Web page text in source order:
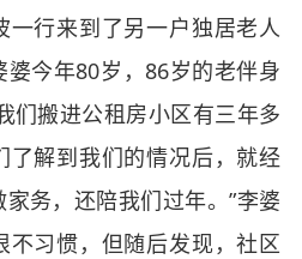
行来到了另一户独居老人
今年80岁，86岁的老伴身
们搬进公租房小区有三年多
了解到我们的情况后，就经
务，还陪我们过年。”李婆
不习惯，但随后发现，社区